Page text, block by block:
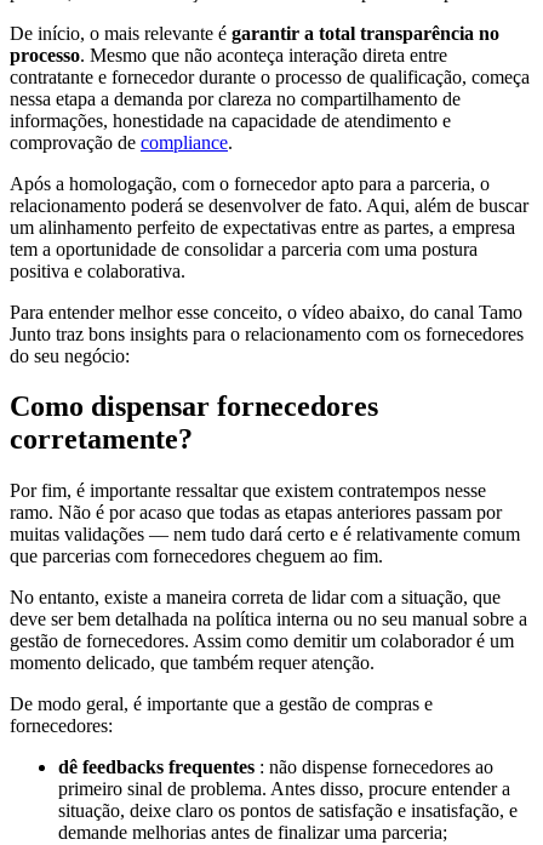
De início, o mais relevante é garantir a total transparência no
processo. Mesmo que não aconteça interação direta entre
contratante e fornecedor durante o processo de qualificação, começa
nessa etapa a demanda por clareza no compartilhamento de
informações, honestidade na capacidade de atendimento e
comprovação de compliance.
Após a homologação, com o fornecedor apto para a parceria, o
relacionamento poderá se desenvolver de fato. Aqui, além de buscar
um alinhamento perfeito de expectativas entre as partes, a empresa
tem a oportunidade de consolidar a parceria com uma postura
positiva e colaborativa.
Para entender melhor esse conceito, o vídeo abaixo, do canal Tamo
Junto traz bons insights para o relacionamento com os fornecedores
do seu negócio:
Como dispensar fornecedores
corretamente?
Por fim, é importante ressaltar que existem contratempos nesse
ramo. Não é por acaso que todas as etapas anteriores passam por
muitas validações — nem tudo dará certo e é relativamente comum
que parcerias com fornecedores cheguem ao fim.
No entanto, existe a maneira correta de lidar com a situação, que
deve ser bem detalhada na política interna ou no seu manual sobre a
gestão de fornecedores. Assim como demitir um colaborador é um
momento delicado, que também requer atenção.
De modo geral, é importante que a gestão de compras e
fornecedores:
dê feedbacks frequentes : não dispense fornecedores ao
primeiro sinal de problema. Antes disso, procure entender a
situação, deixe claro os pontos de satisfação e insatisfação, e
demande melhorias antes de finalizar uma parceria;